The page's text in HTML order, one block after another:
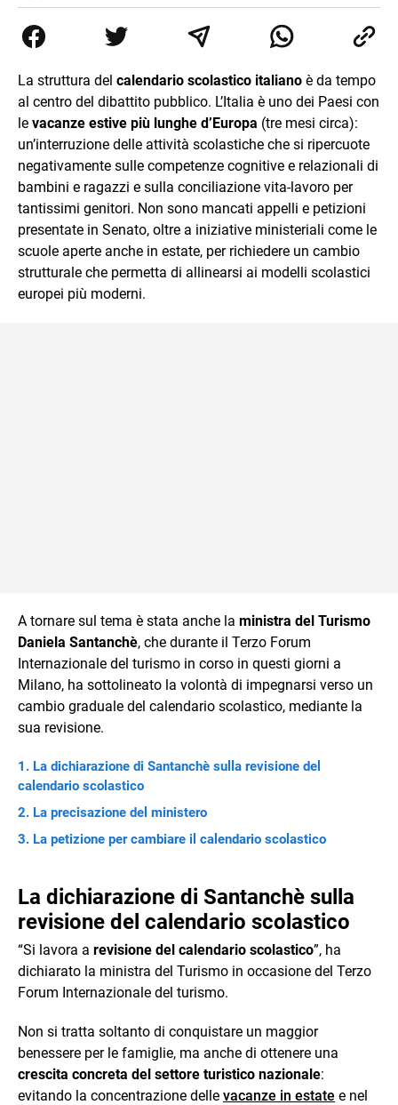
le diverse sfumature dell'informazione e quelle storie di
vita che parlano di luoghi, viaggi unici, cultura e lifestyle,
La struttura del calendario scolastico italiano è da tempo
al centro del dibattito pubblico. L’Italia è uno dei Paesi con
le vacanze estive più lunghe d’Europa (tre mesi circa):
un’interruzione delle attività scolastiche che si ripercuote
negativamente sulle competenze cognitive e relazionali di
bambini e ragazzi e sulla conciliazione vita-lavoro per
tantissimi genitori. Non sono mancati appelli e petizioni
presentate in Senato, oltre a iniziative ministeriali come le
scuole aperte anche in estate, per richiedere un cambio
strutturale che permetta di allinearsi ai modelli scolastici
europei più moderni.
A tornare sul tema è stata anche la ministra del Turismo
Daniela Santanchè, che durante il Terzo Forum
Internazionale del turismo in corso in questi giorni a
Milano, ha sottolineato la volontà di impegnarsi verso un
cambio graduale del calendario scolastico, mediante la
sua revisione.
La dichiarazione di Santanchè sulla revisione del
calendario scolastico
La precisazione del ministero
La petizione per cambiare il calendario scolastico
La dichiarazione di Santanchè sulla
revisione del calendario scolastico
“Si lavora a revisione del calendario scolastico”, ha
dichiarato la ministra del Turismo in occasione del Terzo
Forum Internazionale del turismo.
Non si tratta soltanto di conquistare un maggior
benessere per le famiglie, ma anche di ottenere una
crescita concreta del settore turistico nazionale:
evitando la concentrazione delle vacanze in estate e nel